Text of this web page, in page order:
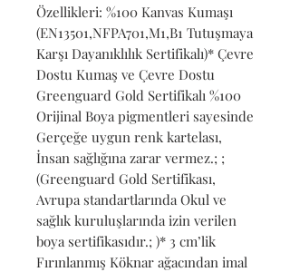
Özellikleri: %100 Kanvas Kumaşı
(EN13501,NFPA701,M1,B1 Tutuşmaya
Karşı Dayanıklılık Sertifikalı)* Çevre
Dostu Kumaş ve Çevre Dostu
Greenguard Gold Sertifikalı %100
Orijinal Boya pigmentleri sayesinde
Gerçeğe uygun renk kartelası,
İnsan sağlığına zarar vermez.; ;
(Greenguard Gold Sertifikası,
Avrupa standartlarında Okul ve
sağlık kuruluşlarında izin verilen
boya sertifikasıdır.; )* 3 cm’lik
Fırınlanmış Köknar ağacından imal